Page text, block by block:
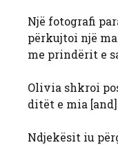
Një fotografi
përkujtoi një
me prindërit e
Olivia shkroi
ditët e mia
Ndjekësit iu